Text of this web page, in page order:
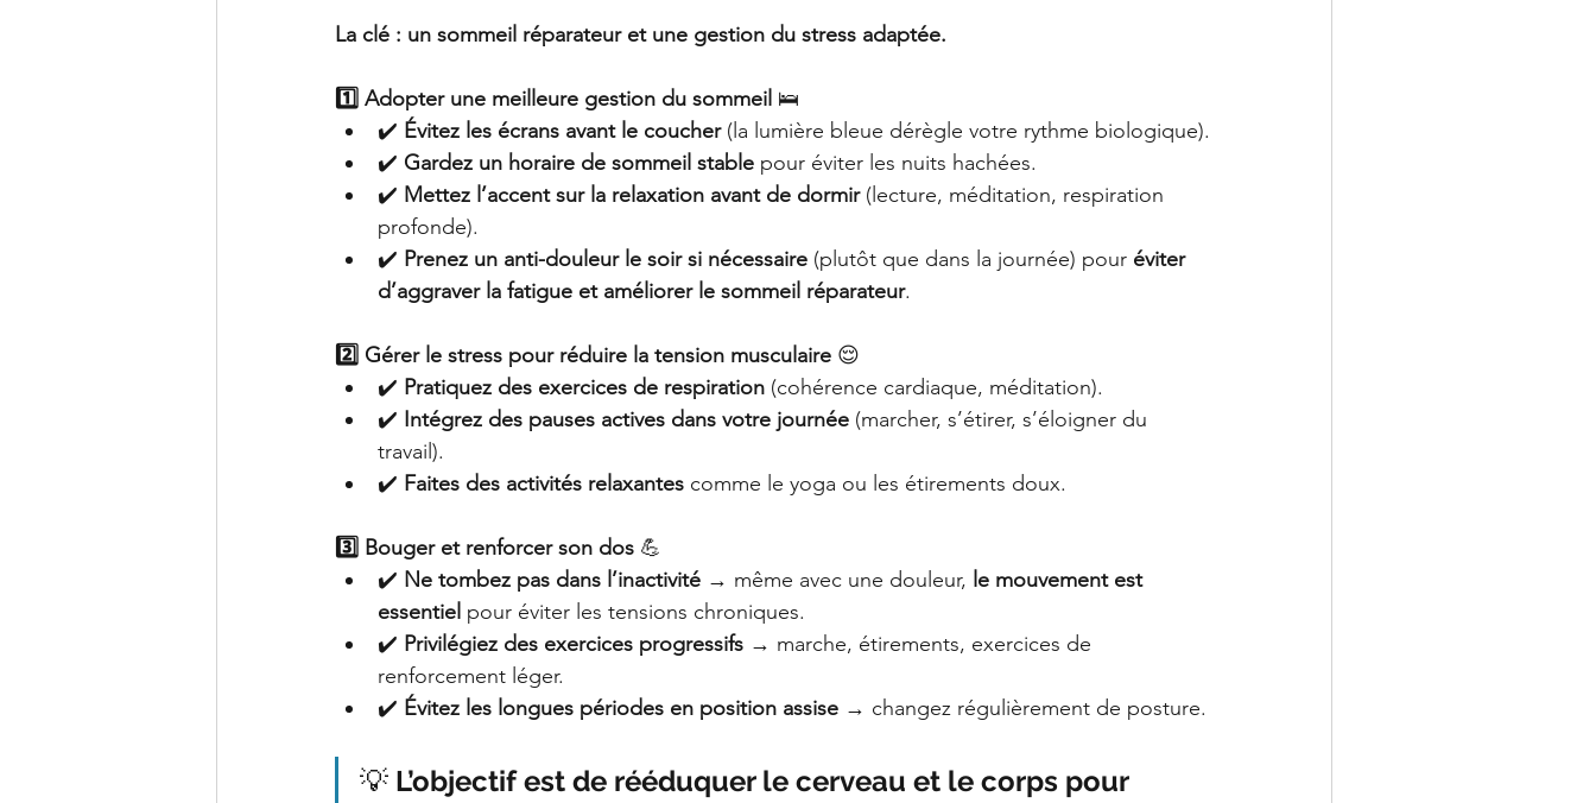
La clé : un sommeil réparateur et une gestion du stress adaptée.
1️⃣ Adopter une meilleure gestion du sommeil 🛌
✔️ Évitez les écrans avant le coucher (la lumière bleue dérègle votre rythme biologique).
✔️ Gardez un horaire de sommeil stable pour éviter les nuits hachées.
✔️ Mettez l’accent sur la relaxation avant de dormir (lecture, méditation, respiration
profonde).
✔️ Prenez un anti-douleur le soir si nécessaire (plutôt que dans la journée) pour éviter
d’aggraver la fatigue et améliorer le sommeil réparateur.
2️⃣ Gérer le stress pour réduire la tension musculaire 😌
✔️ Pratiquez des exercices de respiration (cohérence cardiaque, méditation).
✔️ Intégrez des pauses actives dans votre journée (marcher, s’étirer, s’éloigner du
travail).
✔️ Faites des activités relaxantes comme le yoga ou les étirements doux.
3️⃣ Bouger et renforcer son dos 💪
✔️ Ne tombez pas dans l’inactivité → même avec une douleur, le mouvement est
essentiel pour éviter les tensions chroniques.
✔️ Privilégiez des exercices progressifs → marche, étirements, exercices de
renforcement léger.
✔️ Évitez les longues périodes en position assise → changez régulièrement de posture.
💡 L’objectif est de rééduquer le cerveau et le corps pour